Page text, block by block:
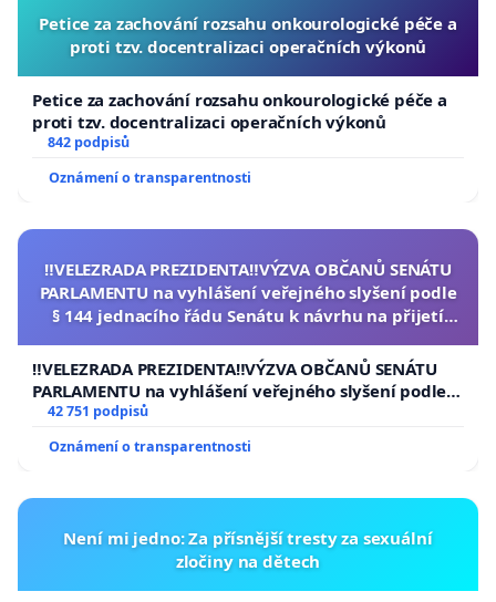
Petice za zachování rozsahu onkourologické péče a
proti tzv. docentralizaci operačních výkonů
Petice za zachování rozsahu onkourologické péče a
proti tzv. docentralizaci operačních výkonů
842 podpisů
Oznámení o transparentnosti
‼️VELEZRADA PREZIDENTA‼️VÝZVA OBČANŮ SENÁTU
PARLAMENTU na vyhlášení veřejného slyšení podle
§ 144 jednacího řádu Senátu k návrhu na přijetí
republiky
‼️VELEZRADA PREZIDENTA‼️VÝZVA OBČANŮ SENÁTU
PARLAMENTU na vyhlášení veřejného slyšení podle §
144 jednacího řádu Senátu k návrhu na přijetí
usnesení k podání ústavní žaloby na prezidenta
republiky
42 751 podpisů
Oznámení o transparentnosti
Není mi jedno: Za přísnější tresty za sexuální
zločiny na dětech